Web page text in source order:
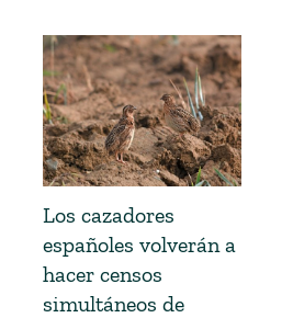
Los cazadores
españoles volverán a
hacer censos
simultáneos de